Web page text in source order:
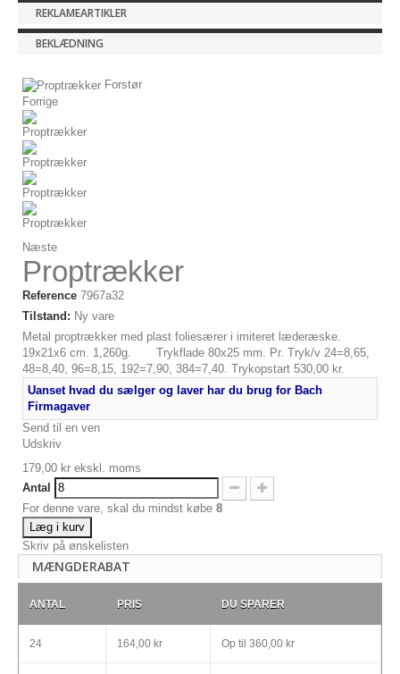
REKLAMEARTIKLER
BEKLÆDNING
Forstør
Forrige
Næste
Proptrækker
Reference 7967a32
Tilstand: Ny vare
Metal proptrækker med plast foliesærer i imiteret læderæske.
19x21x6 cm. 1,260g. Trykflade 80x25 mm. Pr. Tryk/v 24=8,65,
48=8,40, 96=8,15, 192=7,90, 384=7,40. Trykopstart 530,00 kr.
Uanset hvad du sælger og laver har du brug for Bach
Firmagaver
Send til en ven
Udskriv
179,00 kr ekskl. moms
Antal
For denne vare, skal du mindst købe 8
Læg i kurv
Skriv på ønskelisten
MÆNGDERABAT
ANTAL PRIS DU SPARER
24 164,00 kr Op til 360,00 kr